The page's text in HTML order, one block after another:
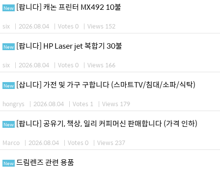
New [팝니다] 캐논 프린터 MX492 10불
six | 2026.08.04 | Votes 0 | Views 152
New [팝니다] HP Laser jet 복합기 30불
six | 2026.08.04 | Votes 0 | Views 166
New [삽니다] 가전 및 가구 구합니다 (스마트TV/침대/소파/식탁)
hongrys | 2026.08.04 | Votes 1 | Views 179
New [팝니다] 공유기, 책상, 일리 커피머신 판매합니다 (가격 인하)
Marco | 2026.08.04 | Votes 0 | Views 237
New 드림렌즈 관련 용품